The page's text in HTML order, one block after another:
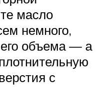
масло
немного,
объема — а
с